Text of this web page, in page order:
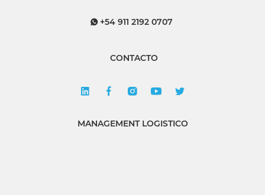
+54 911 2192 0707
CONTACTO
MANAGEMENT LOGISTICO